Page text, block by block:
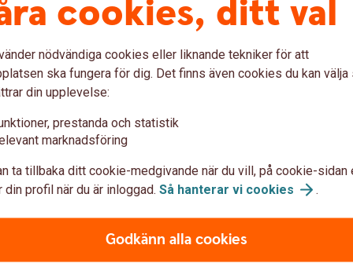
cookies, ditt val
nödvändiga cookies eller liknande tekniker för att
ska fungera för dig. Det finns även cookies du kan välja
din upplevelse:
prestanda och statistik
marknadsföring
ta tillbaka ditt cookie-medgivande när du vill, på cookie-sidan
din profil när du är inloggad. Så hanterar vi cookies .
Godkänn alla cookies